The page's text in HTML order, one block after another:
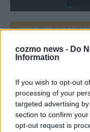
cozmo news - Do
Information
If you wish to opt-out
processing of your
targeted advertising
section to confirm
opt-out request is
CHECK UNS AUF